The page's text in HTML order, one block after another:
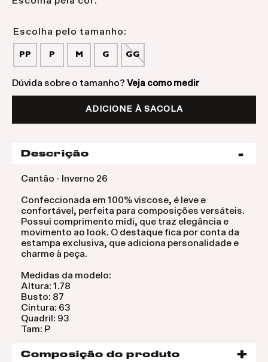
PP P M G GG
Dúvida sobre o tamanho? Veja como medir
ADICIONE À SACOLA
Descrição
Cantão - Inverno 26
Confeccionada em 100% viscose, é leve e
confortável, perfeita para composições versáteis.
Possui comprimento midi, que traz elegância e
movimento ao look. O destaque fica por conta da
estampa exclusiva, que adiciona personalidade e
charme à peça.
Medidas da modelo:
Altura: 1.78
Busto: 87
Cintura: 63
Quadril: 93
Tam: P
Composição do produto